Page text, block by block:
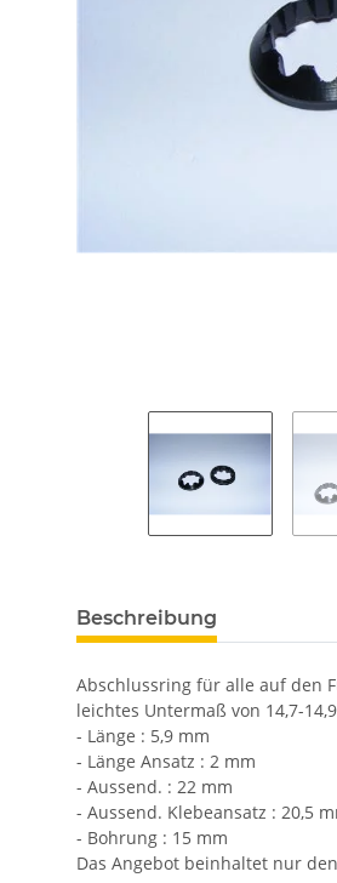
Beschreibung
Abschlussring für alle auf den
leichtes Untermaß von 14,7-
- Länge : 5,9 mm
- Länge Ansatz : 2 mm
- Aussend. : 22 mm
- Aussend. Klebeansatz : 20,5
- Bohrung : 15 mm
Das Angebot beinhaltet nur